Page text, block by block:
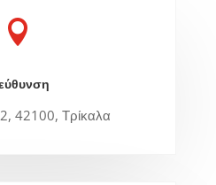

42100, Τρίκαλα